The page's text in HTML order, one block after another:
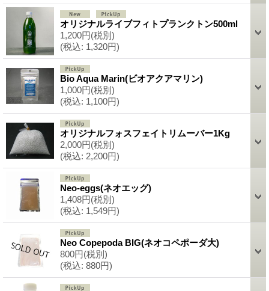
オリジナルライブフィトプランクトン500ml
1,200円(税別)
(税込: 1,320円)
Bio Aqua Marin(ビオアクアマリン)
1,000円(税別)
(税込: 1,100円)
オリジナルフォスフェイトリムーバー1Kg
2,000円(税別)
(税込: 2,200円)
Neo-eggs(ネオエッグ)
1,408円(税別)
(税込: 1,549円)
Neo Copepoda BIG(ネオコペポーダ大)
800円(税別)
(税込: 880円)